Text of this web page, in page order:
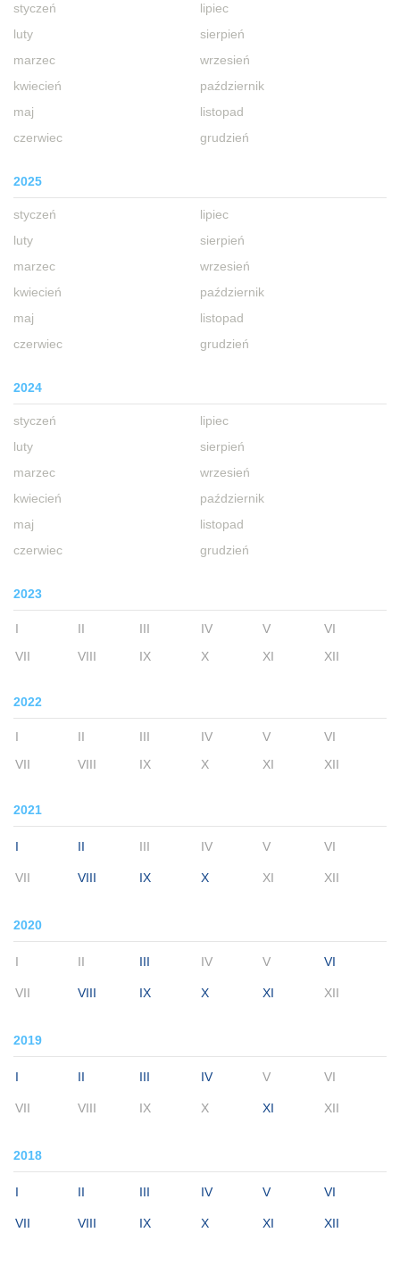
styczeń
luty
marzec
kwiecień
maj
czerwiec
lipiec
sierpień
wrzesień
październik
listopad
grudzień
2025
styczeń
luty
marzec
kwiecień
maj
czerwiec
lipiec
sierpień
wrzesień
październik
listopad
grudzień
2024
styczeń
luty
marzec
kwiecień
maj
czerwiec
lipiec
sierpień
wrzesień
październik
listopad
grudzień
2023
I II III IV V
VI
VII
VIII IX X XI XII
2022
I II III IV V
VI
VII
VIII IX X XI XII
2021
I II III IV V VI
VII VIII IX X XI XII
2020
I II III IV V VI
VII VIII IX X XI XII
2019
I II III IV V VI
VII VIII IX X XI XII
2018
I II III IV V VI
VII VIII IX X XI XII